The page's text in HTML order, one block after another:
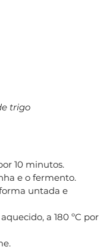
trigo
10 minutos.
e o fermento.
untada e
a 180 ºC por